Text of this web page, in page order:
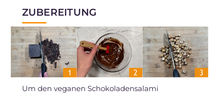
ZUBEREITUNG
Um den veganen Schokoladensalami